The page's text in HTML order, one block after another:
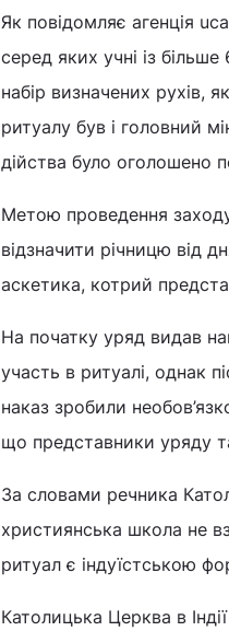
Як повідомляє агенція
серед яких учні із
набір визначених рухів,
ритуалу був і головний
дійства було оголошено
Метою проведення
відзначити річницю від
аскетика, котрий
На початку уряд видав
участь в ритуалі, однак
наказ зробили
що представники уряду
За словами речника
християнська школа не
ритуал є індуїстською
Католицька Церква в